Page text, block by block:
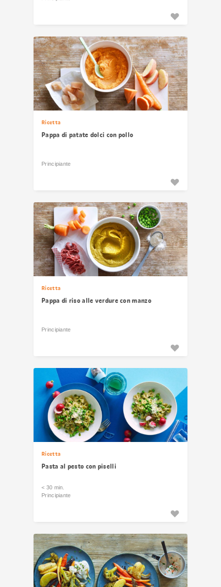
Ricetta
Pappa di patate dolci con pollo
Principiante
Ricetta
Pappa di riso alle verdure con manzo
Principiante
Ricetta
Pasta al pesto con piselli
< 30 min.
Principiante